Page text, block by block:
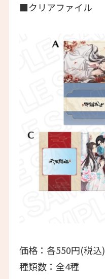
■クリアファイル
価格：各550円(税込)
種類数：全4種